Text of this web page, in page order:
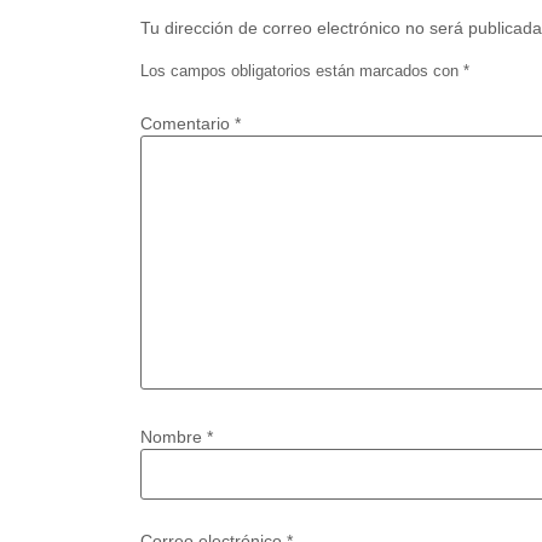
Tu dirección de correo electrónico no será
Los campos obligatorios están marcados con *
Comentario *
Nombre *